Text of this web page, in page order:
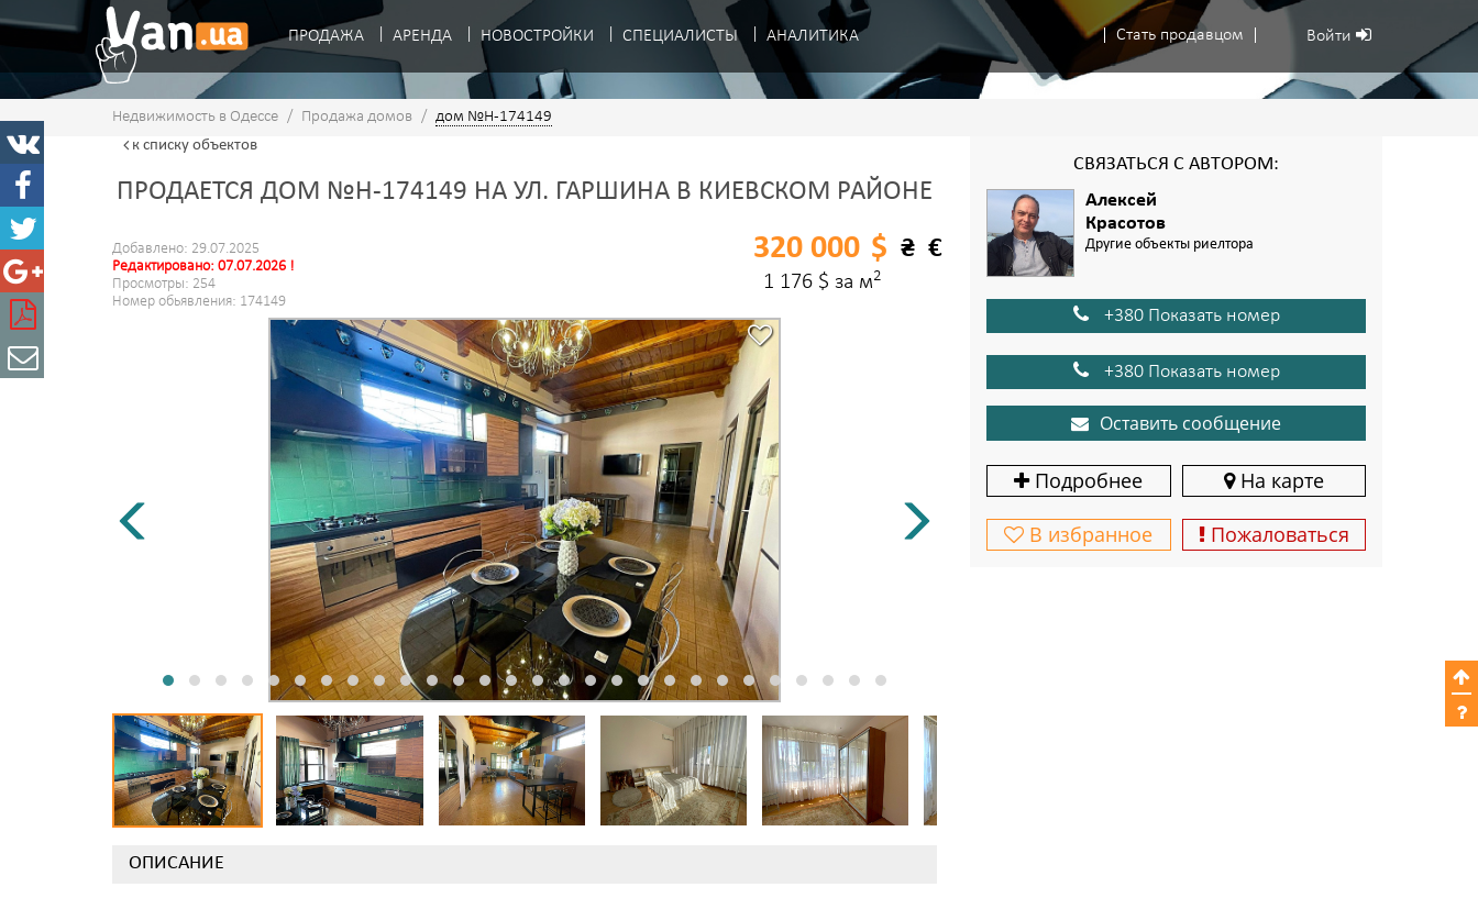
Стать продавцом Войти
ПРОДАЖА АРЕНДА НОВОСТРОЙКИ СПЕЦИАЛИСТЫ АНАЛИТИКА
Недвижимость в Одессе / Продажа домов / дом №H-174149
к спискуобъектов
ПРОДАЕТСЯ ДОМ №H-174149 НА УЛ. ГАРШИНА В КИЕВСКОМ РАЙОНЕ
Добавлено: 29.07.2025
Редактировано: 07.07.2026 !
Просмотры: 254
Номер обьявления: 174149
$ ₴ €
320 000
1 176 $ за м2
ОПИСАНИЕ
СВЯЗАТЬСЯ С АВТОРОМ:
Алексей
Красотов
Другие объекты риелтора
+380 Показать номер
+380 Показать номер
Оставить сообщение
Подробнее На карте
В избранное Пожаловаться